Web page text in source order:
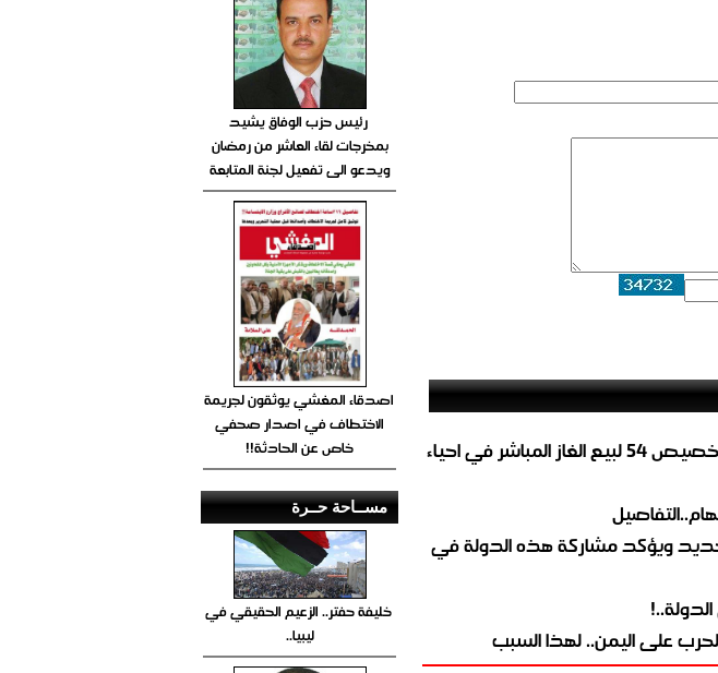
عاجل..الشركة اليمنية للغاز تعلن عن تخصيص 54 لبيع الغاز المباشر في احياء
ويؤكد مشاركة هذه الدولة في
على اليمن.. لهذا السبب
رئيس حزب الوفاق يشيد
بمخرجات لقاء العاشر من رمضان
ويدعو الى تفعيل لجنة المتابعة
اصدقاء المغشي يوثقون لجريمة
الاختطاف في اصدار صحفي
خاص عن الحادثة!!
مســاحة حــرة
خليفة حفتر.. الزعيم الحقيقي في
ليبيا..